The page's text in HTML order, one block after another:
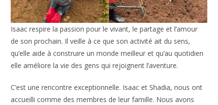
Isaac respire la passion pour le vivant, le partage et l’amour
de son prochain. Il veille à ce que son activité ait du sens,
qu’elle aide à construire un monde meilleur et qu’au quotidien
elle améliore la vie des gens qui rejoignent l’aventure.
C’est une rencontre exceptionnelle. Isaac et Shadia, nous ont
accueilli comme des membres de leur famille. Nous avons